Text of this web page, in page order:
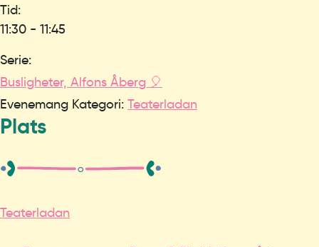
Tid:
11:30 - 11:45
Serie:
Busligheter, Alfons Åberg 🎈
Evenemang Kategori: Teaterladan
Plats
Teaterladan